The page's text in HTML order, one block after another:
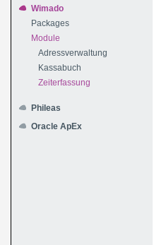
Wimado
Packages
Module
Adressverwaltung
Kassabuch
Zeiterfassung
Phileas
Oracle ApEx